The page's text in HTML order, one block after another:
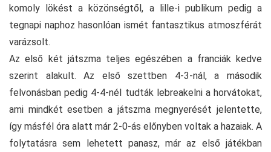
komoly lökést a közönségtől, a lille-i publikum pedig a
tegnapi naphoz hasonlóan ismét fantasztikus atmoszférát
varázsolt.
Az első két játszma teljes egészében a franciák kedve
szerint alakult. Az első szettben 4-3-nál, a második
felvonásban pedig 4-4-nél tudták lebreakelni a horvátokat,
ami mindkét esetben a játszma megnyerését jelentette,
így másfél óra alatt már 2-0-ás előnyben voltak a hazaiak. A
folytatásra sem lehetett panasz, már az első játékban